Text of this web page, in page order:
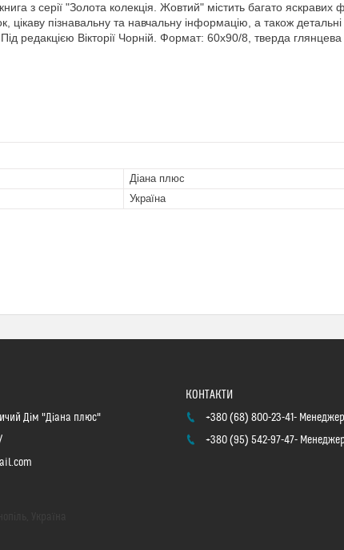
з серії "Золота колекція. Жовтий" містить багато яскравих
цікаву пізнавальну та навчальну інформацію, а також детальні
редакцією Вікторії Чорній. Формат: 60х90/8, тверда глянцева
Діана плюс
Україна
Дім "Діана плюс"
+380 (68) 800-23-41 Менеджер
+380 (95) 542-97-47